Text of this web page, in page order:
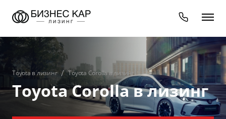
Toyota в лизинг Toyota Corolla в лизинг
Toyota Corolla в лизинг